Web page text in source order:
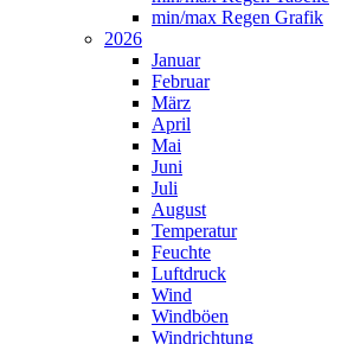
min/max Regen Grafik
2026
Januar
Februar
März
April
Mai
Juni
Juli
August
Temperatur
Feuchte
Luftdruck
Wind
Windböen
Windrichtung